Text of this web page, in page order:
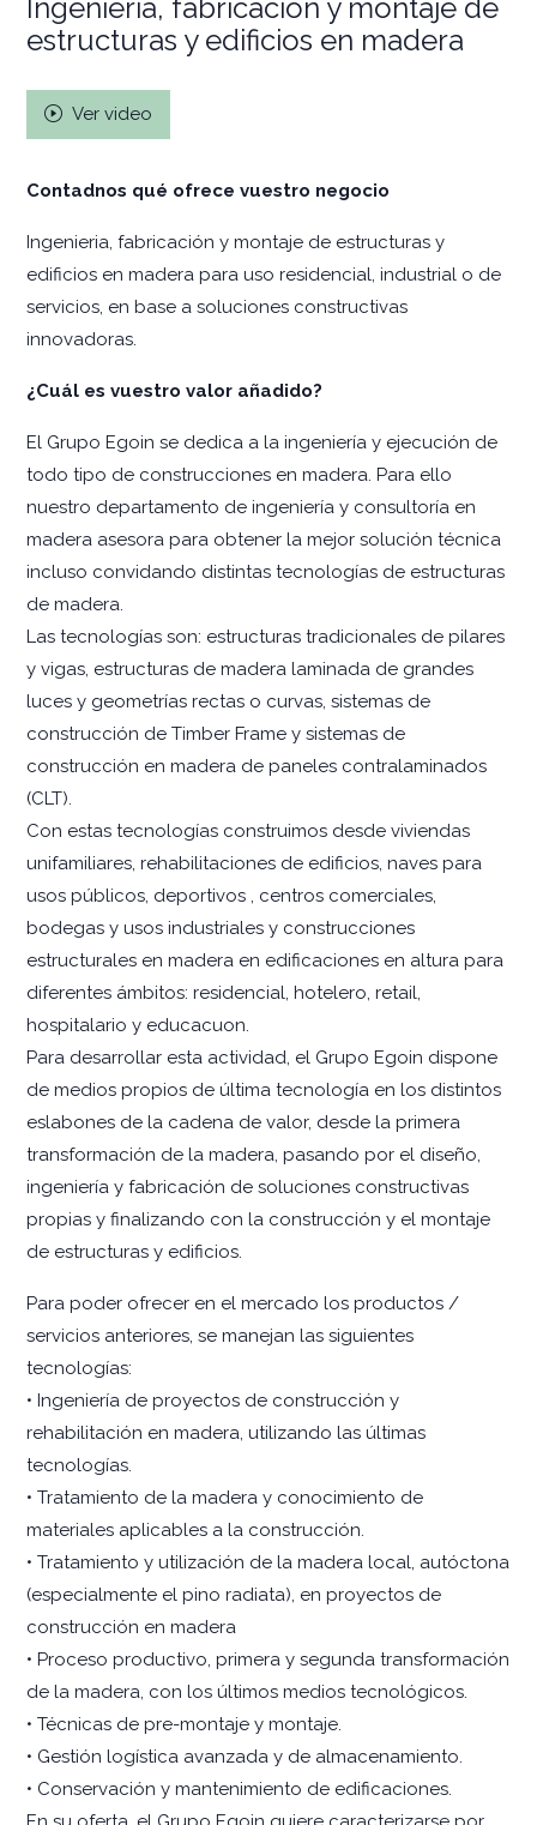
Ingenieria, fabricación y montaje de
estructuras y edificios en madera
Ver video
Contadnos qué ofrece vuestro negocio
Ingenieria, fabricación y montaje de estructuras y
edificios en madera para uso residencial, industrial o de
servicios, en base a soluciones constructivas
innovadoras.
¿Cuál es vuestro valor añadido?
El Grupo Egoin se dedica a la ingeniería y ejecución de
todo tipo de construcciones en madera. Para ello
nuestro departamento de ingeniería y consultoría en
madera asesora para obtener la mejor solución técnica
incluso convidando distintas tecnologías de estructuras
de madera.
Las tecnologías son: estructuras tradicionales de pilares
y vigas, estructuras de madera laminada de grandes
luces y geometrías rectas o curvas, sistemas de
construcción de Timber Frame y sistemas de
construcción en madera de paneles contralaminados
(CLT).
Con estas tecnologías construimos desde viviendas
unifamiliares, rehabilitaciones de edificios, naves para
usos públicos, deportivos , centros comerciales,
bodegas y usos industriales y construcciones
estructurales en madera en edificaciones en altura para
diferentes ámbitos: residencial, hotelero, retail,
hospitalario y educacuon.
Para desarrollar esta actividad, el Grupo Egoin dispone
de medios propios de última tecnología en los distintos
eslabones de la cadena de valor, desde la primera
transformación de la madera, pasando por el diseño,
ingeniería y fabricación de soluciones constructivas
propias y finalizando con la construcción y el montaje
de estructuras y edificios.
Para poder ofrecer en el mercado los productos /
servicios anteriores, se manejan las siguientes
tecnologías:
• Ingeniería de proyectos de construcción y
rehabilitación en madera, utilizando las últimas
tecnologías.
• Tratamiento de la madera y conocimiento de
materiales aplicables a la construcción.
• Tratamiento y utilización de la madera local, autóctona
(especialmente el pino radiata), en proyectos de
construcción en madera
• Proceso productivo, primera y segunda transformación
de la madera, con los últimos medios tecnológicos.
• Técnicas de pre-montaje y montaje.
• Gestión logística avanzada y de almacenamiento.
• Conservación y mantenimiento de edificaciones.